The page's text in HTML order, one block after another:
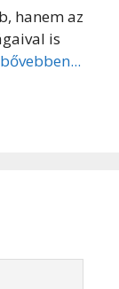
hanem az
is
bővebben...